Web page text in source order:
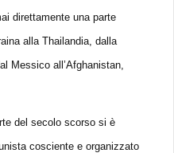
direttamente una parte
alla Thailandia, dalla
Messico all’Afghanistan,
del secolo scorso si è
cosciente e organizzato